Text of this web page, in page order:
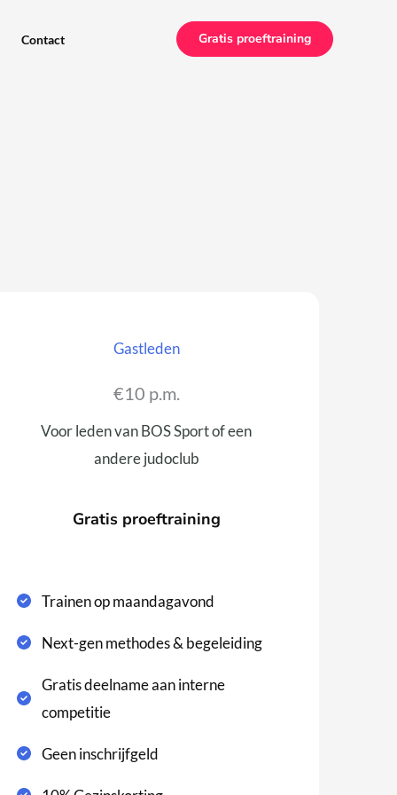
Contact Gratis proeftraining
Gastleden
€10 p.m.
Voor leden van BOS Sport of een
andere judoclub
Gratis proeftraining
Trainen op maandagavond
Next-gen methodes & begeleiding
Gratis deelname aan interne
competitie
Geen inschrijfgeld